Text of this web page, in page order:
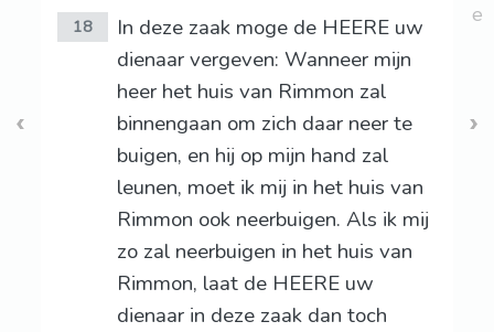
18
In deze zaak moge de HEERE uw
dienaar vergeven: Wanneer mijn
heer het huis van Rimmon zal
binnengaan om zich daar neer te
buigen, en hij op mijn hand zal
leunen, moet ik mij in het huis van
Rimmon ook neerbuigen. Als ik mij
zo zal neerbuigen in het huis van
Rimmon, laat de HEERE uw
dienaar in deze zaak dan toch
e